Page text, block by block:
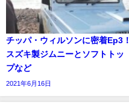
チッパ・ウィルソンに密着Ep3！
スズキ製ジムニーとソフトトッ
プなど
2021年6月16日